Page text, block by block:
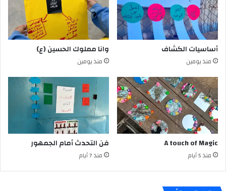
أساسيات الكشاف
منذ يومين
وانا مملوك الحسين (ع)
منذ يومين
A touch of Magic
منذ 5 أيام
فن التحدث أمام الجمهور
منذ 7 أيام